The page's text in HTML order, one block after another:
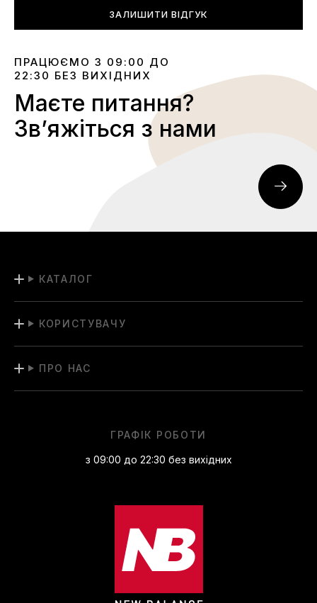
ЗАЛИШИТИ ВІДГУК
ПРАЦЮЄМО З 09:00 ДО
22:30 БЕЗ ВИХІДНИХ
Маєте питання?
Звʼяжіться з нами
КАТАЛОГ
КОРИСТУВАЧУ
ПРО НАС
ГРАФІК РОБОТИ
з 09:00 до 22:30 без вихідних